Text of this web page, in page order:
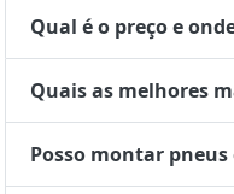
Qual é o preço e
Quais as melhores
Posso montar pneus